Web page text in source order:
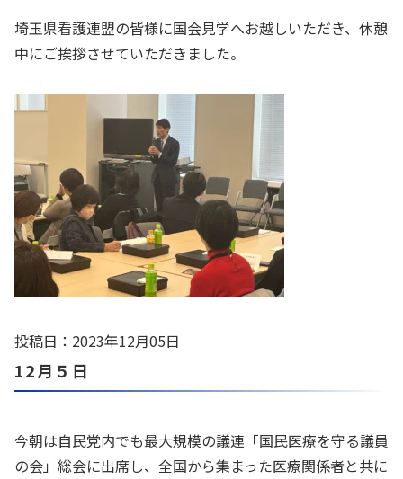
埼玉県看護連盟の皆様に国会見学へお越しいただき、休憩
中にご挨拶させていただきました。
投稿日：2023年12月05日
12月５日
今朝は自民党内でも最大規模の議連「国民医療を守る議員
の会」総会に出席し、全国から集まった医療関係者と共に